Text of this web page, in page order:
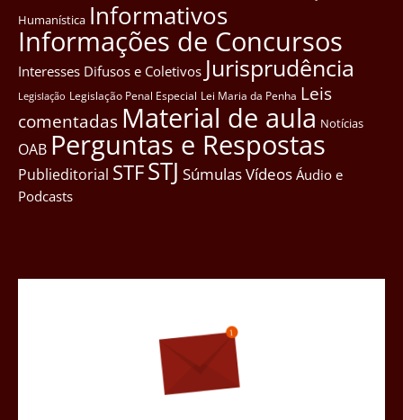
Humanística Informativos
Informações de Concursos
Interesses Difusos e Coletivos Jurisprudência
Legislação Legislação Penal Especial Lei Maria da Penha Leis
comentadas Material de aula Notícias
OAB Perguntas e Respostas
Publieditorial STFSTJ SúmulasVídeos Áudio e
Podcasts